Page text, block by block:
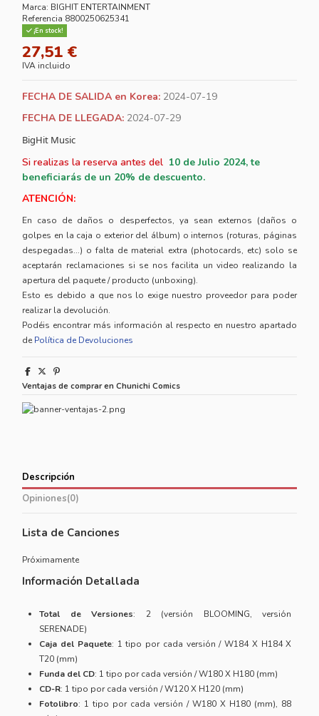
Marca: BIGHIT ENTERTAINMENT
Referencia 8800250625341
¡En stock!
27,51 €
IVA incluido
FECHA DE SALIDA en Korea: 2024-07-19
FECHA DE LLEGADA: 2024-07-29
BigHit Music
Si realizas la reserva antes del 10 de Julio 2024, te
beneficiarás de un 20% de descuento.
ATENCIÓN:
En caso de daños o desperfectos, ya sean externos (daños o
golpes en la caja o exterior del álbum) o internos (roturas, páginas
despegadas...) o falta de material extra (photocards, etc) solo se
aceptarán reclamaciones si se nos facilita un video realizando la
apertura del paquete / producto (unboxing).
Esto es debido a que nos lo exige nuestro proveedor para poder
realizar la devolución.
Podéis encontrar más información al respecto en nuestro apartado
de Política de Devoluciones
Ventajas de comprar en Chunichi Comics
Descripción
Opiniones(0)
Lista de Canciones
Próximamente
Información Detallada
Total de Versiones: 2 (versión BLOOMING, versión
SERENADE)
Caja del Paquete: 1 tipo por cada versión / W184 X H184 X
T20 (mm)
Funda del CD: 1 tipo por cada versión / W180 X H180 (mm)
CD-R: 1 tipo por cada versión / W120 X H120 (mm)
Fotolibro: 1 tipo por cada versión / W180 X H180 (mm), 88